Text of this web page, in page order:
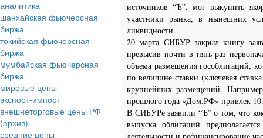
аналитика
шанхайская фьючерсная
биржа
токийская фьючерсная
биржа
мумбайская фьючерсная
биржа
мировые цены
экспорт-импорт
внешнеторговые цены РФ
(архив)
средние цены
источников “Ъ”, мог выкупить
участники рынка, в нынешних
ликвидности.
20 марта СИБУР закрыл книгу
превысив почти в пять раз
объема размещения гособлигаций,
по величине ставки (ключевая
крупнейших размещений.
прошлого года «Дом.РФ» привлек
В СИБУРе заявили “Ъ” о том, что
выпуска облигаций